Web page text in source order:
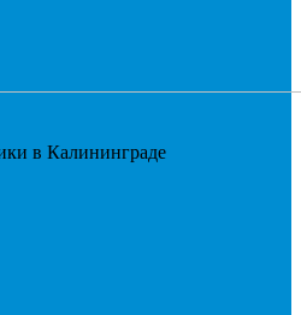
в Калининграде